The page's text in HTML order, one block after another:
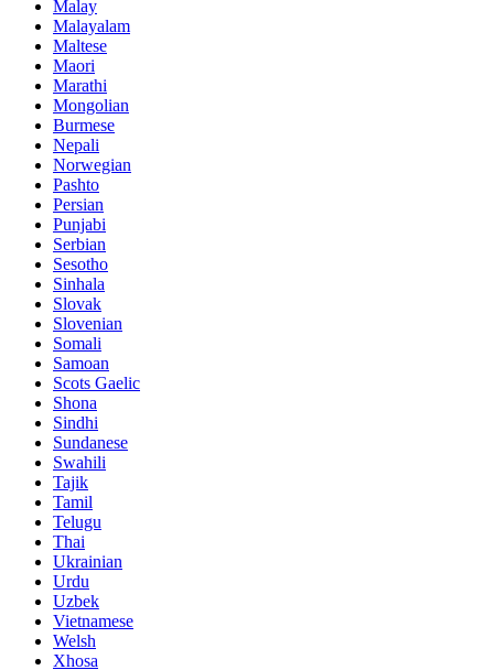
Malay
Malayalam
Maltese
Maori
Marathi
Mongolian
Burmese
Nepali
Norwegian
Pashto
Persian
Punjabi
Serbian
Sesotho
Sinhala
Slovak
Slovenian
Somali
Samoan
Scots Gaelic
Shona
Sindhi
Sundanese
Swahili
Tajik
Tamil
Telugu
Thai
Ukrainian
Urdu
Uzbek
Vietnamese
Welsh
Xhosa